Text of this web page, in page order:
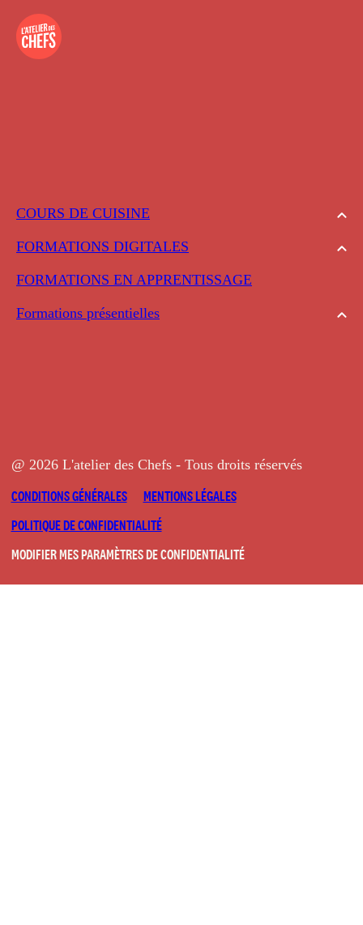
COURS DE CUISINE
FORMATIONS DIGITALES
FORMATIONS EN APPRENTISSAGE
Formations présentielles
@ 2026 L'atelier des Chefs - Tous droits réservés
CONDITIONS GÉNÉRALES
MENTIONS LÉGALES
POLITIQUE DE CONFIDENTIALITÉ
MODIFIER MES PARAMÈTRES DE CONFIDENTIALITÉ